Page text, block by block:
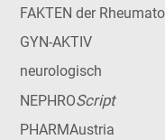
FAKTEN der
GYN-AKTIV
neurologisch
NEPHROScript
PHARMAustria